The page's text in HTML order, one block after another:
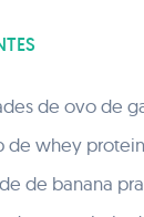
de ovo de
de whey protein
de banana